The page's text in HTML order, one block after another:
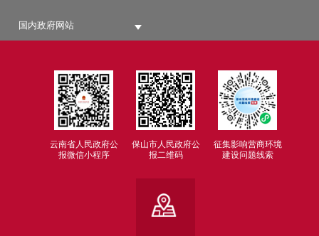
国内政府网站
云南省人民政府公
报微信小程序
保山市人民政府公
报二维码
征集影响营商环境
建设问题线索